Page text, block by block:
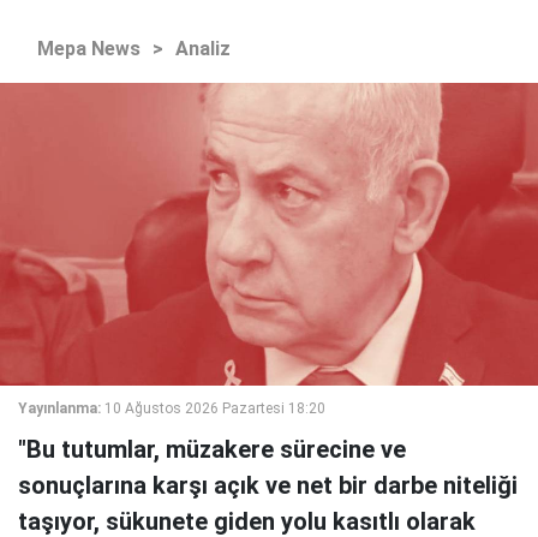
Mepa News > Analiz
Yayınlanma: 10 Ağustos 2026 Pazartesi 18:20
"Bu tutumlar, müzakere sürecine ve
sonuçlarına karşı açık ve net bir darbe niteliği
taşıyor, sükunete giden yolu kasıtlı olarak